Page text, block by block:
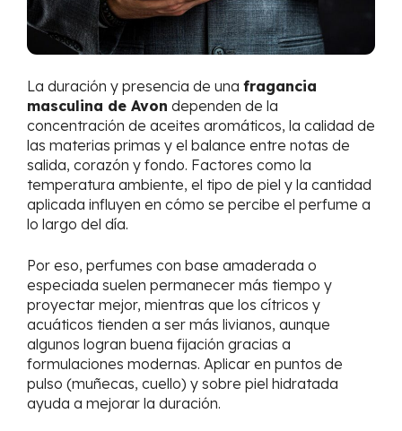
La duración y presencia de una fragancia
masculina de Avon dependen de la
concentración de aceites aromáticos, la calidad de
las materias primas y el balance entre notas de
salida, corazón y fondo. Factores como la
temperatura ambiente, el tipo de piel y la cantidad
aplicada influyen en cómo se percibe el perfume a
lo largo del día.
Por eso, perfumes con base amaderada o
especiada suelen permanecer más tiempo y
proyectar mejor, mientras que los cítricos y
acuáticos tienden a ser más livianos, aunque
algunos logran buena fijación gracias a
formulaciones modernas. Aplicar en puntos de
pulso (muñecas, cuello) y sobre piel hidratada
ayuda a mejorar la duración.